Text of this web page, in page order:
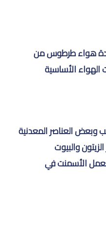
هواء طرطوس من
الهواء الأساسية
وبعض العناصر المعدنية
والبيوت
الأسمنت في